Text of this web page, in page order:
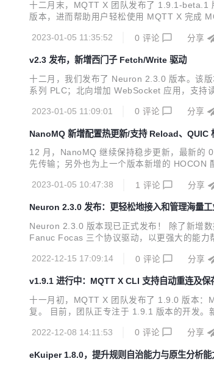
十二月末，MQTT X 团队发布了 1.9.1-beta.1
版本，进而帮助用户轻松使用 MQTT X 完成
题。 目...
2023-01-05 11:35:52 0 评论 分享
v2.3 发布，新增西门子 Fetch/Write 驱动
十二月，我们发布了 Neuron 2.3.0 版本。该
系列 PLC；北向增加 WebSocket 应用，支持
2023-01-05 11:09:01
0 评论 分享
NanoMQ 新增配置热更新/支持 Reload、QUIC
12 月，NanoMQ 继续保持稳步更新，最新的
先传输；另外也为上一个版本新增的 HOCON
段...
2023-01-05 10:47:38 1 评论 分享
Neuron 2.3.0 发布：更轻松地接入和管理海量工
Neuron 2.3.0 版本现已正式发布！ 除了新增
Fanuc Focas 三个协议驱动，以更强大的能
2022-12-15 17:09:14
0 评论 分享
v1.9.1 进行中：MQTT X CLI 支持自动重连及保
十一月初，MQTT X 团队发布了 1.9.0 版本：
复。 目前，团队正专注于 1.9.1 版本的开发。
置。 在之前的版本中，当我...
2022-12-08 14:11:53 0 评论 分享
eKuiper 1.8.0，提升规则自治能力与原生分析